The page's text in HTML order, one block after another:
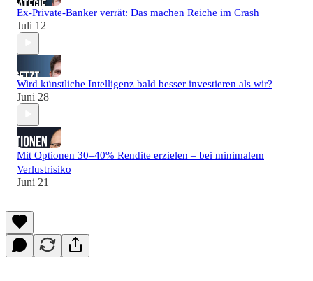
Ex-Private-Banker verrät: Das machen Reiche im Crash
Juli 12
Wird künstliche Intelligenz bald besser investieren als wir?
Juni 28
Mit Optionen 30–40% Rendite erzielen – bei minimalem
Verlustrisiko
Juni 21